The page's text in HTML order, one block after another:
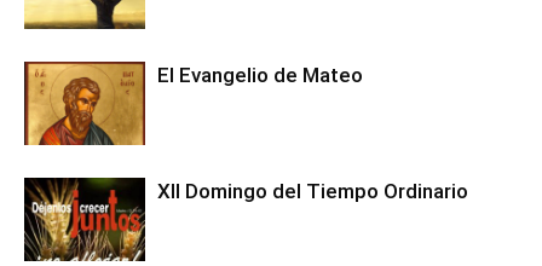
El Evangelio de Mateo
XII Domingo del Tiempo Ordinario